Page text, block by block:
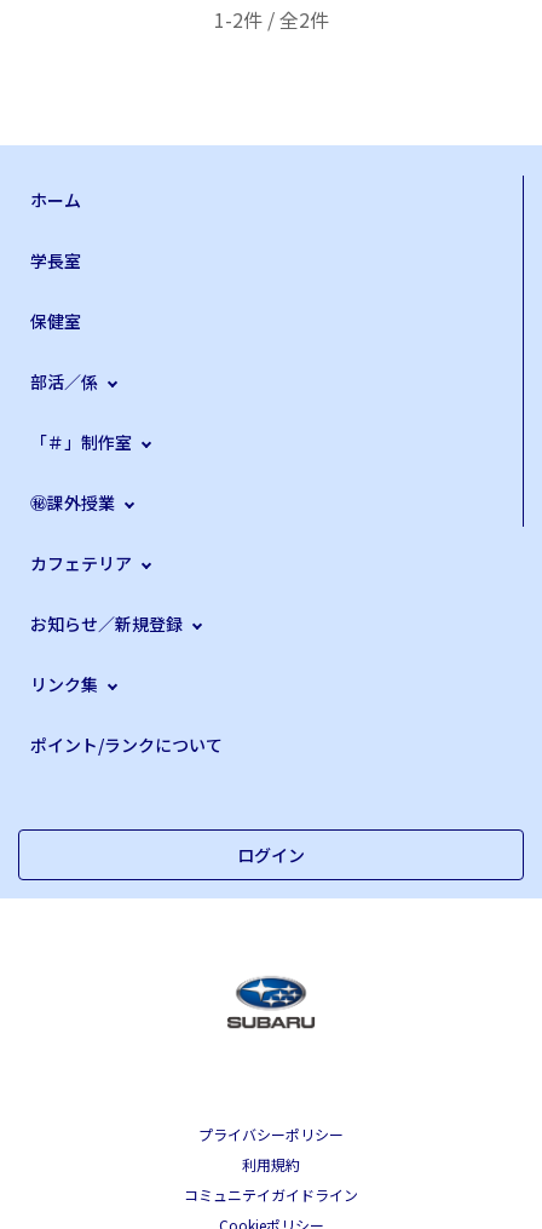
1-2件 / 全2件
ホーム
学長室
保健室
部活／係
「＃」制作室
㊙課外授業
カフェテリア
お知らせ／新規登録
リンク集
ポイント/ランクについて
ログイン
プライバシーポリシー
利用規約
コミュニテイガイドライン